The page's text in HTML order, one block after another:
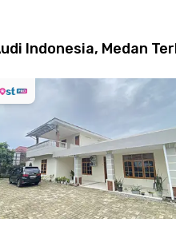
Indonesia, Medan